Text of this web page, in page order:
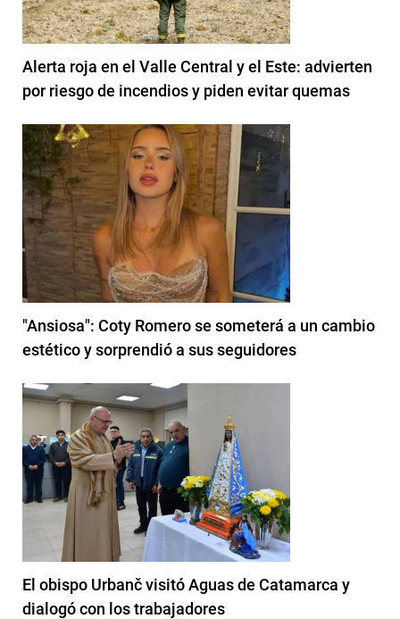
Alerta roja en el Valle Central y el Este: advierten
por riesgo de incendios y piden evitar quemas
"Ansiosa": Coty Romero se someterá a un cambio
estético y sorprendió a sus seguidores
El obispo Urbanč visitó Aguas de Catamarca y
dialogó con los trabajadores